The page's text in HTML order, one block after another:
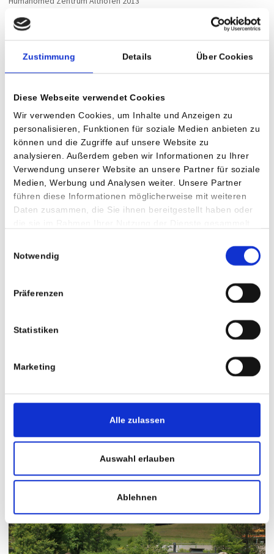
Zustimmung Details Über Cookies
Diese Webseite verwendet Cookies
Wir verwenden Cookies, um Inhalte und Anzeigen zu
personalisieren, Funktionen für soziale Medien anbieten zu
können und die Zugriffe auf unsere Website zu
analysieren. Außerdem geben wir Informationen zu Ihrer
Verwendung unserer Website an unsere Partner für soziale
Medien, Werbung und Analysen weiter. Unsere Partner
führen diese Informationen möglicherweise mit weiteren
Daten zusammen, die Sie ihnen bereitgestellt haben oder
Notwendig
Präferenzen
Statistiken
Marketing
Alle zulassen
Auswahl erlauben
Ablehnen
Privatklinik Maria Hilf 2016